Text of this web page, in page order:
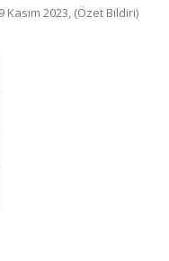
Kasım 2023, (Özet Bildiri)